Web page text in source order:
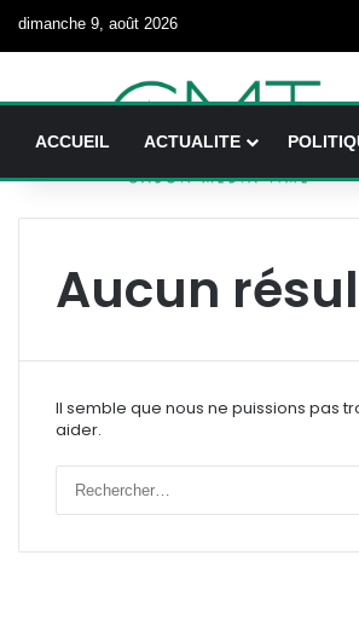
dimanche 9, août 2026
ACCUEIL ACTUALITE
Aucun
Il semble que nous ne puissions pas
aider.